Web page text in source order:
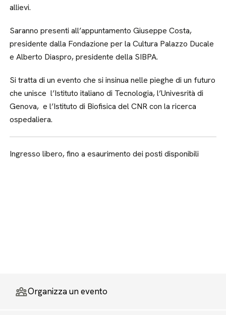
allievi.
Saranno presenti all’appuntamento Giuseppe Costa,
presidente dalla Fondazione per la Cultura Palazzo Ducale
e Alberto Diaspro, presidente della SIBPA.
Si tratta di un evento che si insinua nelle pieghe di un futuro
che unisce l’Istituto italiano di Tecnologia, l’Univesrità di
Genova, e l’Istituto di Biofisica del CNR con la ricerca
ospedaliera.
Ingresso libero, fino a esaurimento dei posti disponibili
Organizza un evento